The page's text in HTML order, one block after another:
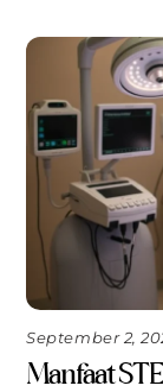
September 2,
Manfaat